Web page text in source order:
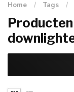
Home / Tags /